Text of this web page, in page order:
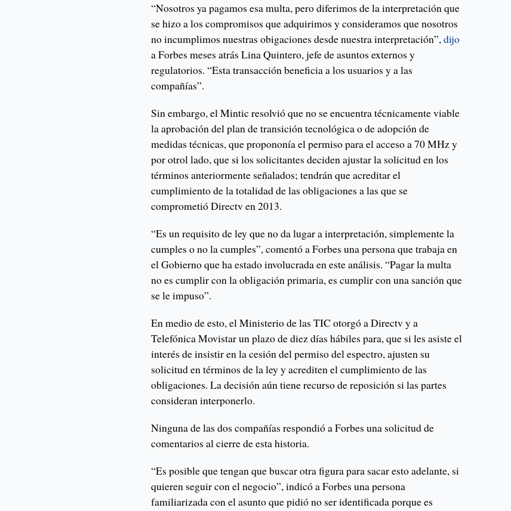
“Nosotros ya pagamos esa multa, pero diferimos de la interpretación que
se hizo a los compromisos que adquirimos y consideramos que nosotros
no incumplimos nuestras obigaciones desde nuestra interpretación”,dijo
a Forbes meses atrás Lina Quintero, jefe de asuntos externos y
regulatorios. “Esta transacción beneficia a los usuarios y a las
compañías”.
Sin embargo, el Mintic resolvió que no se encuentra técnicamente viable
la aprobación del plan de transición tecnológica o de adopción de
medidas técnicas, que propononía el permiso para el acceso a 70 MHz y
por otrol lado, que si los solicitantes deciden ajustar la solicitud en los
términos anteriormente señalados; tendrán que acreditar el
cumplimiento de la totalidad de las obligaciones a las que se
comprometió Directv en 2013.
“Es un requisito de ley que no da lugar a interpretación, simplemente la
cumples o no la cumples”, comentó a Forbes una persona que trabaja en
el Gobierno que ha estado involucrada en este análisis. “Pagar la multa
no es cumplir con la obligación primaria, es cumplir con una sanción que
se le impuso”.
En medio de esto, el Ministerio de las TIC otorgó a Directv y a
Telefónica Movistar un plazo de diez días hábiles para, que si les asiste el
interés de insistir en la cesión del permiso del espectro, ajusten su
solicitud en términos de la ley y acrediten el cumplimiento de las
obligaciones. La decisión aún tiene recurso de reposición si las partes
consideran interponerlo.
Ninguna de las dos compañías respondió a Forbes una solicitud de
comentarios al cierre de esta historia.
“Es posible que tengan que buscar otra figura para sacar esto adelante, si
quieren seguir con el negocio”, indicó a Forbes una persona
familiarizada con el asunto que pidió no ser identificada porque es